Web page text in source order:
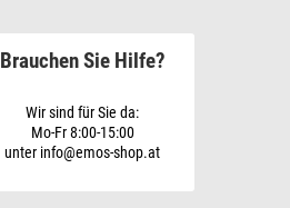
Brauchen Sie Hilfe?
Wir sind für Sie da:
Mo-Fr 8:00-15:00
unter info@emos-shop.at